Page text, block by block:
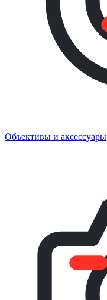
Объективы и аксессуары